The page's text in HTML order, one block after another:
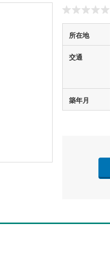
所在地
交通
築年月